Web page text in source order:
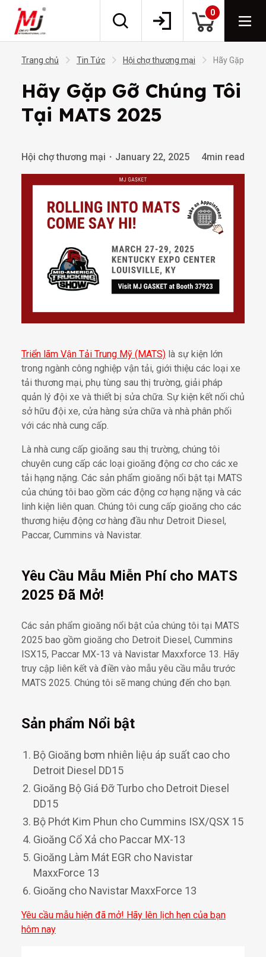
0
Trang chủ Tin Tức Hội chợ thương mại Hãy Gặp Gỡ
Hãy Gặp Gỡ Chúng Tôi
Tại MATS 2025
Hội chợ thương mại ・ January 22, 2025 4min read
Triển lãm Vận Tải Trung Mỹ (MATS)là sự kiện lớn
trong ngành công nghiệp vận tải, giới thiệu các loại xe
tải thương mại, phụ tùng sau thị trường, giải pháp
quản lý đội xe và thiết bị sửa chữa. Sự kiện kết nối chủ
sở hữu đội xe, cửa hàng sửa chữa và nhà phân phối
với các nhà cung cấp.
Là nhà cung cấp gioăng sau thị trường, chúng tôi
chuyên cung cấp các loại gioăng động cơ cho các xe
tải hạng nặng. Các sản phẩm gioăng nổi bật tại MATS
của chúng tôi bao gồm các động cơ hạng nặng và các
linh kiện liên quan. Chúng tôi cung cấp gioăng cho các
thương hiệu động cơ hàng đầu như Detroit Diesel,
Paccar, Cummins và Navistar.
Yêu Cầu Mẫu Miễn Phí cho MATS
2025 Đã Mở!
Các sản phẩm gioăng nổi bật của chúng tôi tại MATS
2025 bao gồm gioăng cho Detroit Diesel, Cummins
ISX15, Paccar MX-13 và Navistar Maxxforce 13. Hãy
truy cập liên kết và điền vào mẫu yêu cầu mẫu trước
MATS 2025. Chúng tôi sẽ mang chúng đến cho bạn.
Sản phẩm Nổi bật
Bộ Gioăng bơm nhiên liệu áp suất cao cho
Detroit Diesel DD15
Gioăng Bộ Giá Đỡ Turbo cho Detroit Diesel
DD15
Bộ Phớt Kim Phun cho Cummins ISX/QSX 15
Gioăng Cổ Xả cho Paccar MX-13
Gioăng Làm Mát EGR cho Navistar
MaxxForce 13
Gioăng cho Navistar MaxxForce 13
Yêu cầu mẫu hiện đã mở! Hãy lên lịch hẹn của bạn
hôm nay